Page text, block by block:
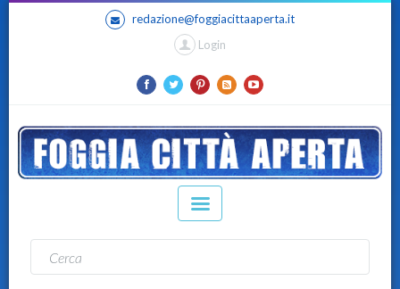
redazione@foggiacittaaperta.it
Login